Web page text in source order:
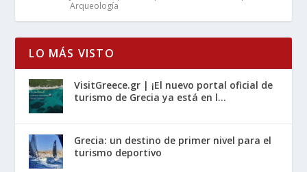
Arqueología
LO MÁS VISTO
VisitGreece.gr | ¡El nuevo portal oficial de
turismo de Grecia ya está en l...
Grecia: un destino de primer nivel para el
turismo deportivo